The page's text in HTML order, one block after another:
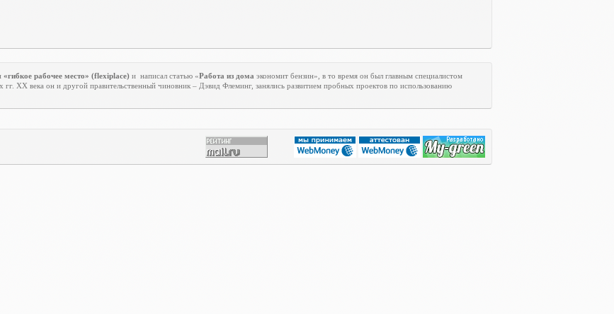
«гибкое рабочее место» (flexiplace) и написал статью «Работа из дома экономит бензин», в то время он был главным специалистом
гг. XX века он и другой правительственный чиновник – Дэвид Флеминг, занялись развитием пробных проектов по использованию